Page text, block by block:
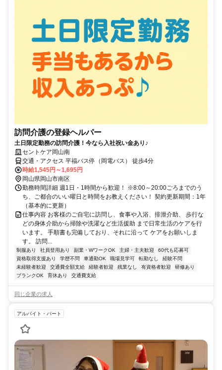
訪問介護の登録ヘルパー
土日限定勤務の訪問介護！今なら入社祝い金あり♪
セントケア岡山南
交通・アクセス 平福バス停（岡電バス） 徒歩4分
時給1,545円～1,695円
岡山県岡山市南区
勤務時間詳細 週1日・1時間から歓迎！ ※8:00～20:00ごろまでのう
ち、ご都合のいい曜日と時間をお教えください！ 契約更新期間：1年
（基本的に更新）
仕事内容 お客様のご自宅に訪問し、食事や入浴、排泄介助、 歩行な
どの身体介助から掃除や洗濯など生活援助 まで日常生活のケアを行
います。 手順書も完備しており、それに沿って ケアをお願いしま
す。 訪問...
制服あり 社員登用あり 副業・WワークOK 主婦・主夫歓迎
60代も応募可
資格取得支援あり
学歴不問 車通勤OK 職場見学可 転勤なし
経験不問
未経験者歓迎
交通費全額支給 経験者歓迎 残業なし 有資格者歓迎
研修あり
ブランクOK
育休あり 交通費支給
同じ企業の求人
アルバイト・パート